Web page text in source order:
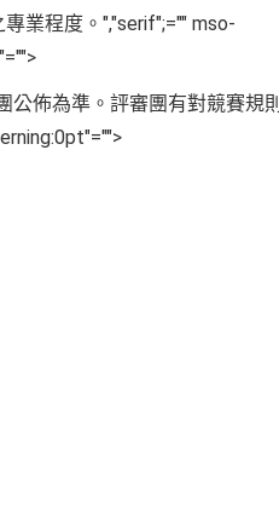
專業程度。","serif";="" mso-
佈為準。評審團有對競賽規則